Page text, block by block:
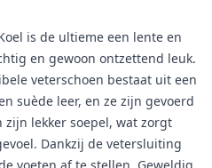
is de ultieme een lente en
en gewoon ontzettend leuk.
veterschoen bestaat uit een
suède leer, en ze zijn gevoerd
zijn lekker soepel, wat zorgt
Dankzij de vetersluiting